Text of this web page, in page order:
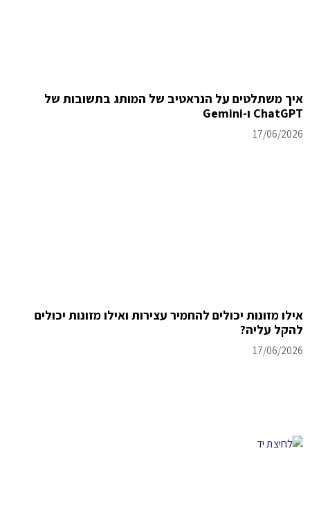
איך משתלטים על הנראטיב של המותג בתשובות של
ChatGPT ו-Gemini
17/06/2026
אילו מזונות יכולים להחמיר עצירות ואילו מזונות יכולים
להקל עליה?
17/06/2026